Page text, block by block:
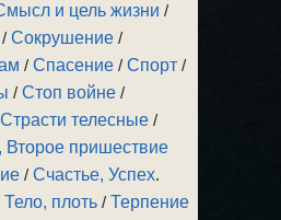
и цель жизни /
/Сокрушение /
/Спасение /Спорт /
/Стоп войне /
Страсти телесные /
пришествие
/Счастье, Успех.
Тело, плоть /Терпение